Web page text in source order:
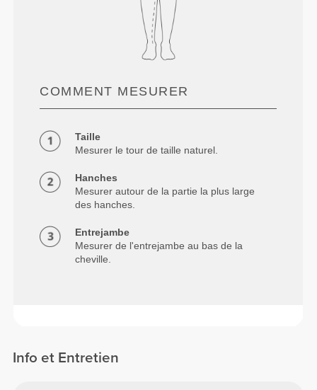
COMMENT MESURER
Taille
Mesurer le tour de taille naturel.
Hanches
Mesurer autour de la partie la plus large
des hanches.
Entrejambe
Mesurer de l'entrejambe au bas de la
cheville.
Info et Entretien